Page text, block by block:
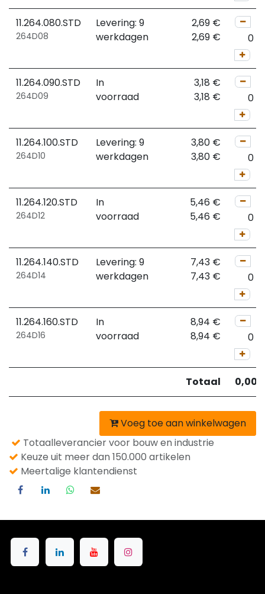
11.264.080.STD
264D08
Levering: 9
werkdagen
2,69 €
2,69 €
11.264.090.STD
264D09
In
voorraad
3,18 €
3,18 €
11.264.100.STD
264D10
Levering: 9
werkdagen
3,80 €
3,80 €
11.264.120.STD
264D12
In
voorraad
5,46 €
5,46 €
11.264.140.STD
264D14
Levering: 9
werkdagen
7,43 €
7,43 €
11.264.160.STD
264D16
In
voorraad
8,94 €
8,94 €
Totaal 0,00
Voeg toe aan winkelwagen
Totaalleverancier voor bouw en industrie
Keuze uit meer dan 150.000 artikelen
Meertalige klantendienst